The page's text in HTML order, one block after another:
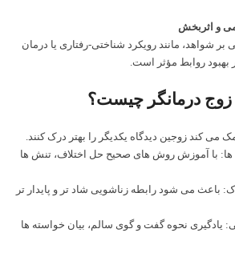
و اثربخش
بر شواهد، مانند رویکرد شناختی-رفتاری یا درمان
بهبود روابط مؤثر است.
زوج درمانگر چیست؟
کند زوجین دیدگاه یکدیگر را بهتر درک کنند.
با آموزش روش‌ های صحیح حل اختلاف، تنش‌ ها
باعث می‌ شود رابطه زناشویی شاد تر و پایدار تر
یادگیری نحوه گفت‌ و گوی سالم، بیان خواسته‌ ها